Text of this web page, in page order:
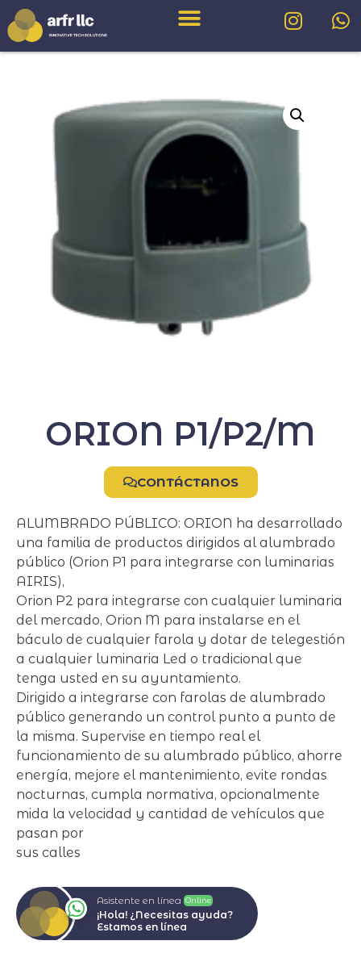
ORION P1/P2/M
CONTÁCTANOS
ALUMBRADO PÚBLICO: ORION ha desarrollado
una familia de productos dirigidos al alumbrado
público (Orion P1 para integrarse con luminarias
AIRIS),
Orion P2 para integrarse con cualquier luminaria
del mercado, Orion M para instalarse en el
báculo de cualquier farola y dotar de telegestión
a cualquier luminaria Led o tradicional que
tenga usted en su ayuntamiento.
Dirigido a integrarse con farolas de alumbrado
público generando un control punto a punto de
la misma. Supervise en tiempo real el
funcionamiento de su alumbrado público, ahorre
energía, mejore el mantenimiento, evite rondas
nocturnas, cumpla normativa, opcionalmente
mida la velocidad y cantidad de vehículos que
pasan por
sus calles
Asistente en línea Online
¡Hola! ¿Necesitas ayuda?
Estamos en línea